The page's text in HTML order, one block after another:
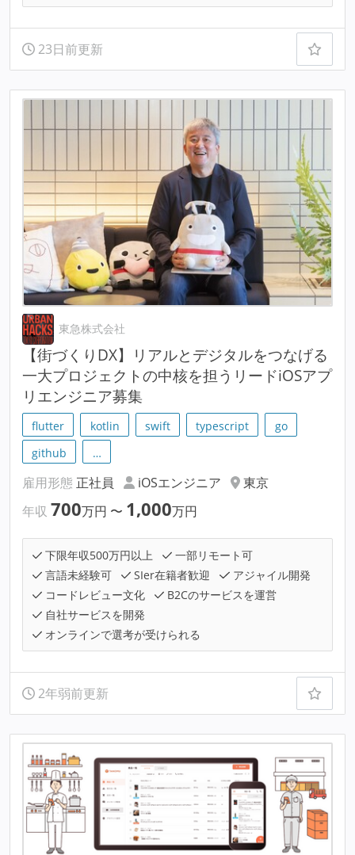
23日前更新
東急株式会社
【街づくりDX】リアルとデジタルをつなげる
一大プロジェクトの中核を担うリードiOSアプ
リエンジニア募集
flutter kotlin swift typescript
go
github
…
雇用形態 正社員 iOSエンジニア
東京
年収 700万円 〜 1,000万円
下限年収500万円以上
一部リモート可
言語未経験可
SIer在籍者歓迎
アジャイル開発
コードレビュー文化
B2Cのサービスを運営
自社サービスを開発
オンラインで選考が受けられる
2年弱前更新